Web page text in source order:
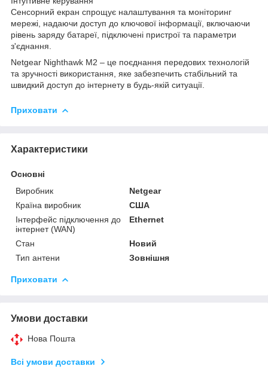
Сенсорний екран спрощує налаштування та моніторинг
мережі, надаючи доступ до ключової інформації, включаючи
рівень заряду батареї, підключені пристрої та параметри
з'єднання.
Netgear Nighthawk M2 – це поєднання передових технологій
та зручності використання, яке забезпечить стабільний та
швидкий доступ до інтернету в будь-якій ситуації.
Приховати
Характеристики
Основні
Виробник
Netgear
Країна виробник
США
Інтерфейс підключення до
інтернет (WAN)
Ethernet
Стан
Новий
Тип антени
Зовнішня
Приховати
Умови доставки
Нова Пошта
Всі умови доставки